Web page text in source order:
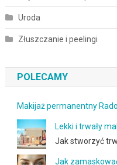
Uroda
Złuszczanie i peelingi
POLECAMY
Makijaż permanentny
Lekki i trwały
Jak stworzyć
Jak